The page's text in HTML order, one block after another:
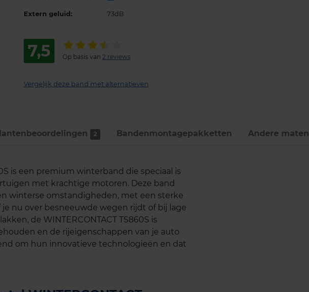
Extern geluid: 73dB
7,5 Op basis van 2 reviews
Vergelijk deze band met alternatieven
2 Bandenmontage­pakketten Andere maten
is een premium winterband die speciaal is
met krachtige motoren. Deze band
winterse omstandigheden, met een sterke
nu over besneeuwde wegen rijdt of bij lage
de WINTERCONTACT TS860S is
en de rijeigenschappen van je auto
om hun innovatieve technologieën en dat